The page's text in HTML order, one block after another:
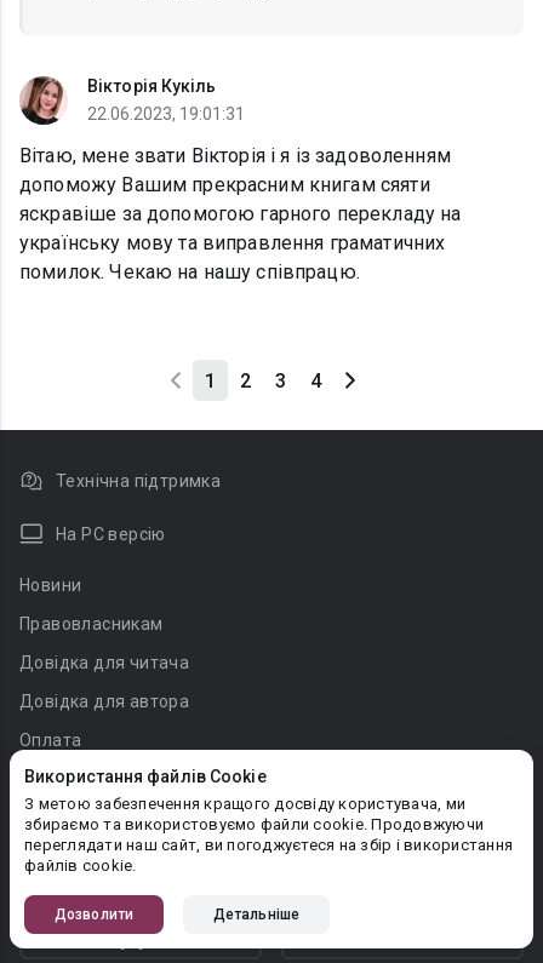
Вікторія Кукіль
22.06.2023, 19:01:31
Вітаю, мене звати Вікторія і я із задоволенням
допоможу Вашим прекрасним книгам сяяти
яскравіше за допомогою гарного перекладу на
українську мову та виправлення граматичних
помилок. Чекаю на нашу співпрацю.
1 2 3 4
Використання файлів Cookie
З метою забезпечення кращого досвіду користувача, ми
збираємо та використовуємо файли cookie. Продовжуючи
переглядати наш сайт, ви погоджуєтеся на збір і використання
файлів cookie.
Дозволити Детальніше
Технічна підтримка
На PC версію
Новини
Правовласникам
Довідка для читача
Довідка для автора
Оплата
Про Букнет
Пошук користувачів